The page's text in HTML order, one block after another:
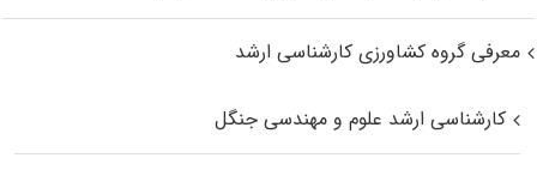
معرفی گروه کشاورزی کارشناسی ارشد
کارشناسی ارشد علوم و مهندسی جنگل